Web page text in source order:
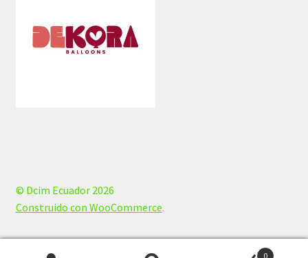
© Dcim Ecuador 2026
Construido con WooCommerce.
0